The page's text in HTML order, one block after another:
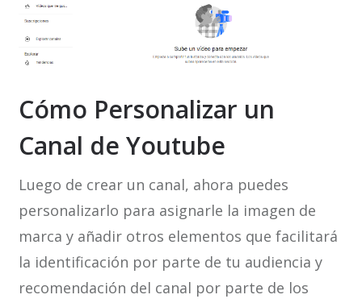
Cómo Personalizar un
Canal de Youtube
Luego de crear un canal, ahora puedes
personalizarlo para asignarle la imagen de
marca y añadir otros elementos que facilitará
la identificación por parte de tu audiencia y
recomendación del canal por parte de los